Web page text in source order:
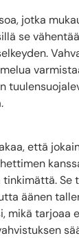
jotka
se
että
Se
äänen
mikä tarjoaa